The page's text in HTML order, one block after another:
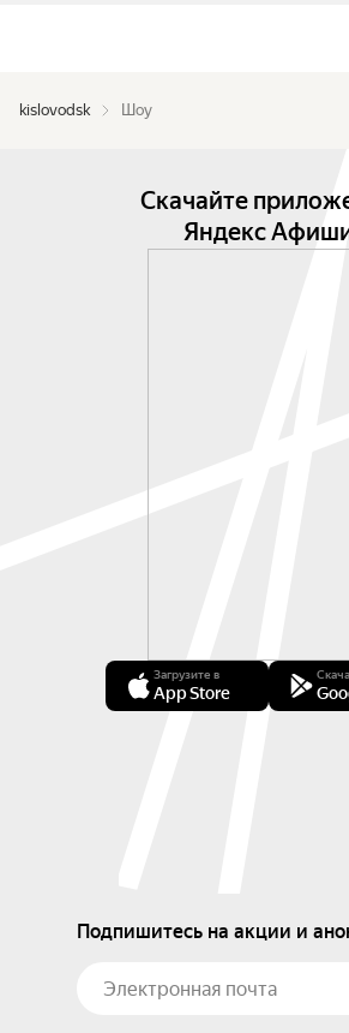
kislovodsk Шоу
Скачайте
Яндекс
Загрузите в
App Store
Подпишитесь на акции и